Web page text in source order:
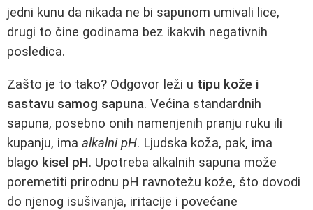
jedni kunu da nikada ne bi sapunom umivali lice,
drugi to čine godinama bez ikakvih negativnih
posledica.
Zašto je to tako? Odgovor leži u tipu kože i
sastavu samog sapuna. Većina standardnih
sapuna, posebno onih namenjenih pranju ruku ili
kupanju, ima alkalni pH. Ljudska koža, pak, ima
blago kisel pH. Upotreba alkalnih sapuna može
poremetiti prirodnu pH ravnotežu kože, što dovodi
do njenog isušivanja, iritacije i povećane